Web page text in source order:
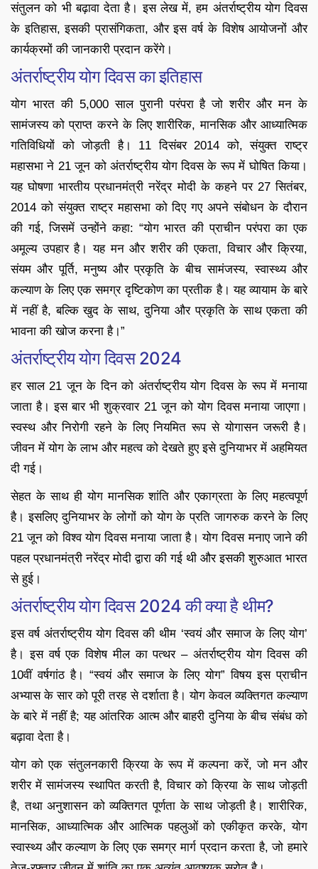
संतुलन को भी बढ़ावा देता है। इस लेख में, हम अंतर्राष्ट्रीय योग दिवस
के इतिहास, इसकी प्रासंगिकता, और इस वर्ष के विशेष आयोजनों और
कार्यक्रमों की जानकारी प्रदान करेंगे।
अंतर्राष्ट्रीय योग दिवस का इतिहास
योग भारत की 5,000 साल पुरानी परंपरा है जो शरीर और मन के
सामंजस्य को प्राप्त करने के लिए शारीरिक, मानसिक और आध्यात्मिक
गतिविधियों को जोड़ती है। 11 दिसंबर 2014 को, संयुक्त राष्ट्र
महासभा ने 21 जून को अंतर्राष्ट्रीय योग दिवस के रूप में घोषित किया।
यह घोषणा भारतीय प्रधानमंत्री नरेंद्र मोदी के कहने पर 27 सितंबर,
2014 को संयुक्त राष्ट्र महासभा को दिए गए अपने संबोधन के दौरान
की गई, जिसमें उन्होंने कहा: “योग भारत की प्राचीन परंपरा का एक
अमूल्य उपहार है। यह मन और शरीर की एकता, विचार और क्रिया,
संयम और पूर्ति, मनुष्य और प्रकृति के बीच सामंजस्य, स्वास्थ्य और
कल्याण के लिए एक समग्र दृष्टिकोण का प्रतीक है। यह व्यायाम के बारे
में नहीं है, बल्कि खुद के साथ, दुनिया और प्रकृति के साथ एकता की
भावना की खोज करना है।”
अंतर्राष्ट्रीय योग दिवस 2024
हर साल 21 जून के दिन को अंतर्राष्ट्रीय योग दिवस के रूप में मनाया
जाता है। इस बार भी शुक्रवार 21 जून को योग दिवस मनाया जाएगा।
स्वस्थ और निरोगी रहने के लिए नियमित रूप से योगासन जरूरी है।
जीवन में योग के लाभ और महत्व को देखते हुए इसे दुनियाभर में अहमियत
दी गई।
सेहत के साथ ही योग मानसिक शांति और एकाग्रता के लिए महत्वपूर्ण
है। इसलिए दुनियाभर के लोगों को योग के प्रति जागरुक करने के लिए
21 जून को विश्व योग दिवस मनाया जाता है। योग दिवस मनाए जाने की
पहल प्रधानमंत्री नरेंद्र मोदी द्वारा की गई थी और इसकी शुरुआत भारत
से हुई।
अंतर्राष्ट्रीय योग दिवस 2024 की क्या है थीम?
इस वर्ष अंतर्राष्ट्रीय योग दिवस की थीम ‘स्वयं और समाज के लिए योग’
है। इस वर्ष एक विशेष मील का पत्थर – अंतर्राष्ट्रीय योग दिवस की
10वीं वर्षगांठ है। “स्वयं और समाज के लिए योग” विषय इस प्राचीन
अभ्यास के सार को पूरी तरह से दर्शाता है। योग केवल व्यक्तिगत कल्याण
के बारे में नहीं है; यह आंतरिक आत्म और बाहरी दुनिया के बीच संबंध को
बढ़ावा देता है।
योग को एक संतुलनकारी क्रिया के रूप में कल्पना करें, जो मन और
शरीर में सामंजस्य स्थापित करती है, विचार को क्रिया के साथ जोड़ती
है, तथा अनुशासन को व्यक्तिगत पूर्णता के साथ जोड़ती है। शारीरिक,
मानसिक, आध्यात्मिक और आत्मिक पहलुओं को एकीकृत करके, योग
स्वास्थ्य और कल्याण के लिए एक समग्र मार्ग प्रदान करता है, जो हमारे